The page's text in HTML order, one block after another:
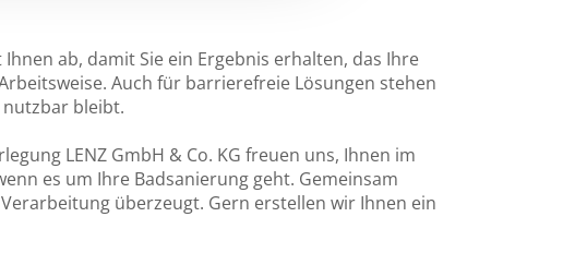
ab, damit Sie ein Ergebnis erhalten, das Ihre
Auch für barrierefreie Lösungen stehen
nutzbar bleibt.
LENZ GmbH & Co. KG freuen uns, Ihnen im
es um Ihre Badsanierung geht. Gemeinsam
überzeugt. Gern erstellen wir Ihnen ein